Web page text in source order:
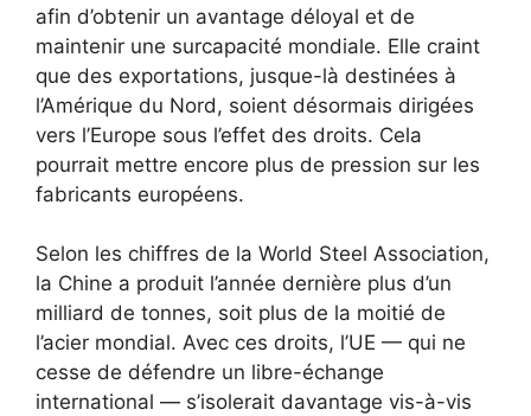
afin d’obtenir un avantage déloyal et de
maintenir une surcapacité mondiale. Elle craint
que des exportations, jusque-là destinées à
l’Amérique du Nord, soient désormais dirigées
vers l’Europe sous l’effet des droits. Cela
pourrait mettre encore plus de pression sur les
fabricants européens.
Selon les chiffres de la World Steel Association,
la Chine a produit l’année dernière plus d’un
milliard de tonnes, soit plus de la moitié de
l’acier mondial. Avec ces droits, l’UE — qui ne
cesse de défendre un libre-échange
international — s’isolerait davantage vis-à-vis